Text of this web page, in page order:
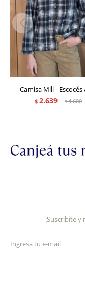
Camisa Mili - Escocés
$ 2.639 $4.600
¡Suscribite